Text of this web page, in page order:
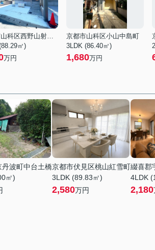
京都市山科区西野山射庭ノ上町
㎡)
万円
京都市山科区小山中島町
3LDK (86.40㎡)
1,680万円
丹波町中台土橋
㎡)
京都市伏見区桃山紅雪町
3LDK (89.83㎡)
2,580万円
綴喜郡
4LDK
2,180